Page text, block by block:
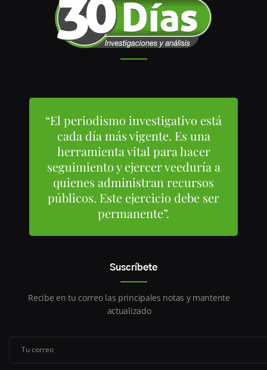
“El periodismo investigativo está
cada día más vigente. Es una
herramienta vital para hacer
seguimiento y ejercer veeduría a
quienes administran recursos
públicos. Este ejercicio debe ser
permanente”.
Suscríbete
Recibe en tu correo las principales notas y mantente
actualizado